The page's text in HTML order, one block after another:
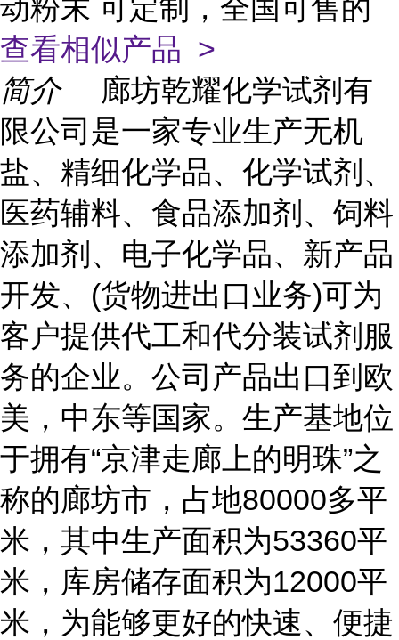
动粉末 可定制，全国可售的
查看相似产品 >
简介
廊坊乾耀化学试剂有
限公司是一家专业生产无机
盐、精细化学品、化学试剂、
医药辅料、食品添加剂、饲料
添加剂、电子化学品、新产品
开发、(货物进出口业务)可为
客户提供代工和代分装试剂服
务的企业。公司产品出口到欧
美，中东等国家。生产基地位
于拥有“京津走廊上的明珠”之
称的廊坊市，占地80000多平
米，其中生产面积为53360平
米，库房储存面积为12000平
米，为能够更好的快速、便捷